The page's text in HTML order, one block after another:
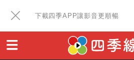
下載四季APP讓影音更順暢